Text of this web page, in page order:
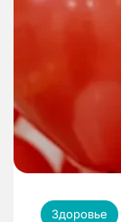
Здоровье